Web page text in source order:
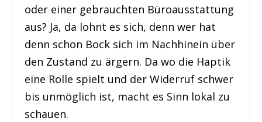
oder einer gebrauchten Büroausstattung
aus? Ja, da lohnt es sich, denn wer hat
denn schon Bock sich im Nachhinein über
den Zustand zu ärgern. Da wo die Haptik
eine Rolle spielt und der Widerruf schwer
bis unmöglich ist, macht es Sinn lokal zu
schauen.